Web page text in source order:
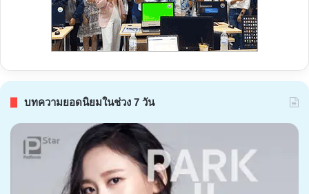
บทความยอดนิยมในช่วง 7 วัน